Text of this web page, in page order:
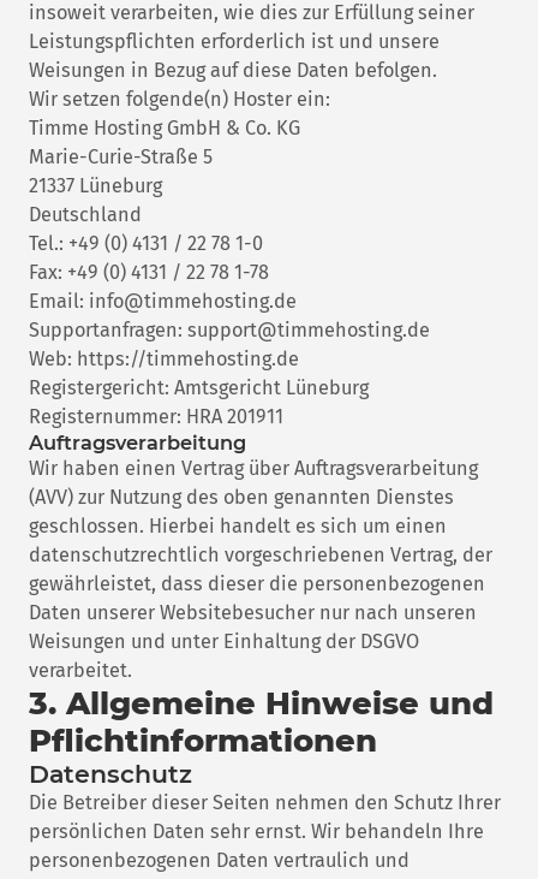
insoweit verarbeiten, wie dies zur Erfüllung seiner
Leistungspflichten erforderlich ist und unsere
Weisungen in Bezug auf diese Daten befolgen.
Wir setzen folgende(n) Hoster ein:
Timme Hosting GmbH & Co. KG
Marie-Curie-Straße 5
21337 Lüneburg
Deutschland
Tel.: +49 (0) 4131 / 22 78 1-0
Fax: +49 (0) 4131 / 22 78 1-78
Email: info@timmehosting.de
Supportanfragen: support@timmehosting.de
Web: https://timmehosting.de
Registergericht: Amtsgericht Lüneburg
Registernummer: HRA 201911
Auftragsverarbeitung
Wir haben einen Vertrag über Auftragsverarbeitung
(AVV) zur Nutzung des oben genannten Dienstes
geschlossen. Hierbei handelt es sich um einen
datenschutzrechtlich vorgeschriebenen Vertrag, der
gewährleistet, dass dieser die personenbezogenen
Daten unserer Websitebesucher nur nach unseren
Weisungen und unter Einhaltung der DSGVO
verarbeitet.
3. Allgemeine Hinweise und
Pflicht­informationen
Datenschutz
Die Betreiber dieser Seiten nehmen den Schutz Ihrer
persönlichen Daten sehr ernst. Wir behandeln Ihre
personenbezogenen Daten vertraulich und